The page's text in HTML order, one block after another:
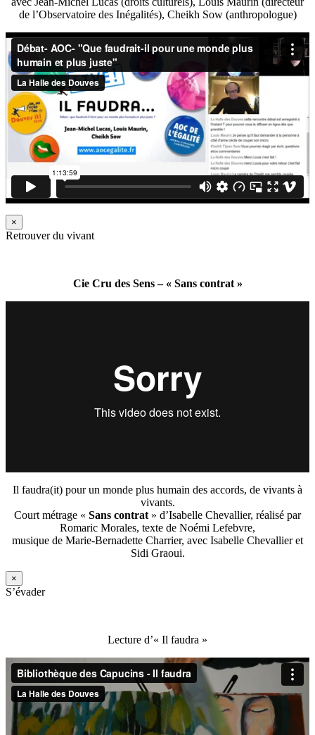
de l’Observatoire des Inégalités), Cheikh Sow (anthropologue)
×
Retrouver du vivant
Cie Cru des Sens – « Sans contrat »
Il faudra(it) pour un monde plus humain des accords, de vivants à
vivants.
Court métrage « Sans contrat » d’Isabelle Chevallier, réalisé par
Romaric Morales, texte de Noémi Lefebvre,
musique de Marie-Bernadette Charrier, avec Isabelle Chevallier et
Sidi Graoui.
×
S’évader
Lecture d’« Il faudra »